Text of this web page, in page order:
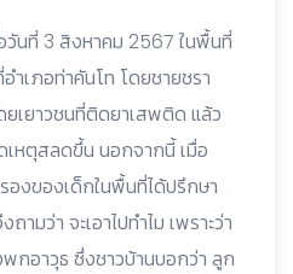
วันที่ 3 สิงหาคม 2567 ในพื้นที่
ำเภอท่าคันโท โดยชายชรา
เยาวชนที่ติดยาเสพติด แล้ว
เหตุสลดขึ้น นอกจากนี้ เมื่อ
งของเด็กในพื้นที่ได้ปรึกษา
มว่า จะเอาไปทำไม เพราะว่า
กอาวุธ ซึ่งชาวบ้านบอกว่า ลูก